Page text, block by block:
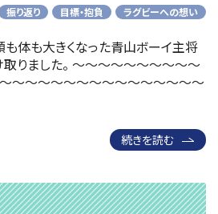
振り返り 目標・抱負 ラグビーへの想い
体も大きくなった青山ボーイ主将
りました。 ～～～～～～～～～～
～～～～～～～～～～～～～～～
続きを読む